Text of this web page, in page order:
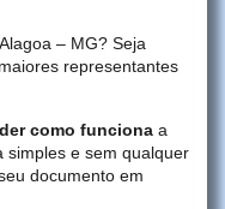
– MG? Seja
representantes
como funciona a
simples e sem qualquer
documento em